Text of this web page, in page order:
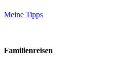
Meine Tipps
Familienreisen